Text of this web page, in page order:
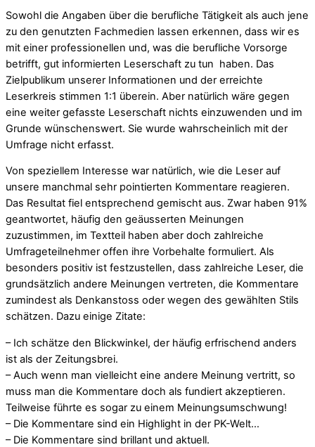
Sowohl die Angaben über die berufliche Tätigkeit als auch jene
zu den genutzten Fachmedien lassen erkennen, dass wir es
mit einer professionellen und, was die berufliche Vorsorge
betrifft, gut informierten Leserschaft zu tun haben. Das
Zielpublikum unserer Informationen und der erreichte
Leserkreis stimmen 1:1 überein. Aber natürlich wäre gegen
eine weiter gefasste Leserschaft nichts einzuwenden und im
Grunde wünschenswert. Sie wurde wahrscheinlich mit der
Umfrage nicht erfasst.
Von speziellem Interesse war natürlich, wie die Leser auf
unsere manchmal sehr pointierten Kommentare reagieren.
Das Resultat fiel entsprechend gemischt aus. Zwar haben 91%
geantwortet, häufig den geäusserten Meinungen
zuzustimmen, im Textteil haben aber doch zahlreiche
Umfrageteilnehmer offen ihre Vorbehalte formuliert. Als
besonders positiv ist festzustellen, dass zahlreiche Leser, die
grundsätzlich andere Meinungen vertreten, die Kommentare
zumindest als Denkanstoss oder wegen des gewählten Stils
schätzen. Dazu einige Zitate:
– Ich schätze den Blickwinkel, der häufig erfrischend anders
ist als der Zeitungsbrei.
– Auch wenn man vielleicht eine andere Meinung vertritt, so
muss man die Kommentare doch als fundiert akzeptieren.
Teilweise führte es sogar zu einem Meinungsumschwung!
– Die Kommentare sind ein Highlight in der PK-Welt…
– Die Kommentare sind brillant und aktuell.